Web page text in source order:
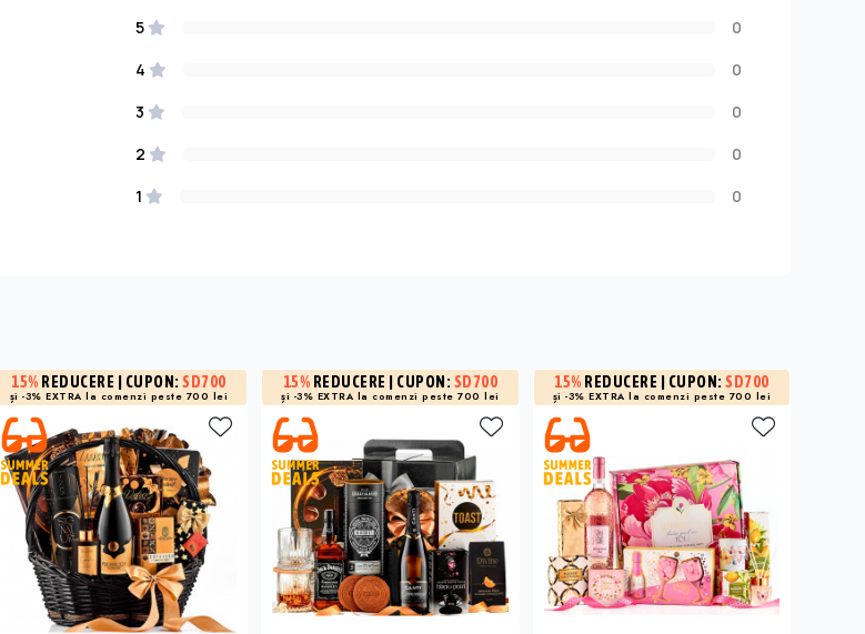
5
0
4
0
3
0
2
0
1
0
15% REDUCERE | CUPON:SD700
și -3% EXTRA la comenzi peste 700 lei
15% REDUCERE | CUPON: SD700
și -3% EXTRA la comenzi peste 700 lei
15% REDUCERE | CUPON:SD700
și -3% EXTRA la comenzi peste 700 lei